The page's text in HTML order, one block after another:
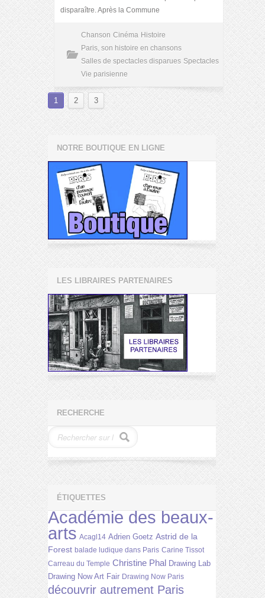
disparaître. Après la Commune
Chanson Cinéma Histoire
Paris, son histoire en chansons
Salles de spectacles disparues Spectacles
Vie parisienne
1 2 3
NOTRE BOUTIQUE EN LIGNE
LES LIBRAIRES PARTENAIRES
RECHERCHE
ÉTIQUETTES
Académie des beaux-
arts Acagl14 Adrien Goetz Astrid de la
Forest balade ludique dans Paris Carine Tissot
Carreau du Temple Christine Phal Drawing Lab
Drawing Now Art Fair Drawing Now Paris
découvrir autrement Paris